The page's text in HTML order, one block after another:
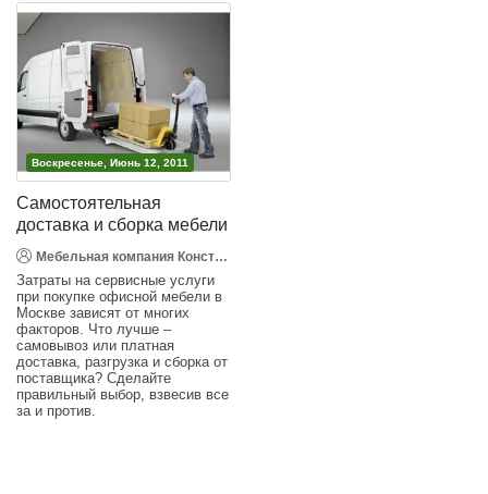
Воскресенье, Июнь 12, 2011
Самостоятельная
доставка и сборка мебели
Мебельная компания Конструкт Дизайн
Затраты на сервисные услуги
при покупке офисной мебели в
Москве зависят от многих
факторов. Что лучше –
самовывоз или платная
доставка, разгрузка и сборка от
поставщика? Сделайте
правильный выбор, взвесив все
за и против.